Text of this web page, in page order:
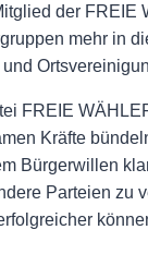
der
mehr in
FREIE
Kräfte
Bürgerwillen
Parteien